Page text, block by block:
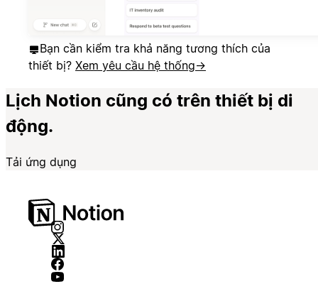
Bạn cần kiểm tra khả năng tương thích của
thiết bị? Xem yêu cầu hệ thống→
Lịch Notion cũng có trên thiết bị di
động.
Tải ứng dụng